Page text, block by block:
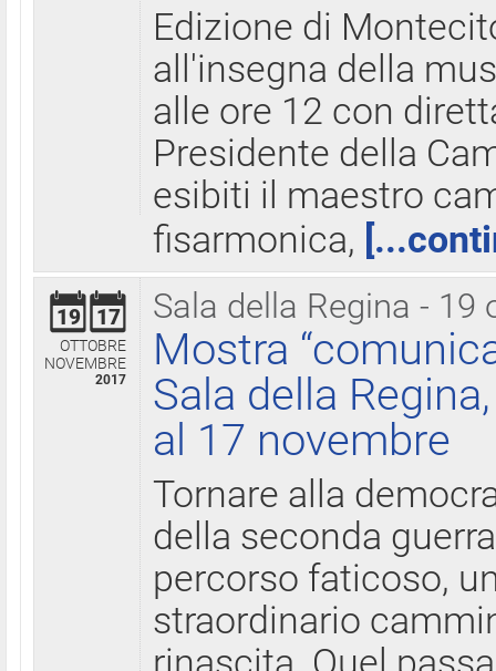
Edizione di
all'insegna della
alle ore 12 con
Presidente della
esibiti il maestro
fisarmonica,
Sala della Regina - 19
19 17
OTTOBRE
NOVEMBRE
2017
Mostra
Sala della
al 17 novembre
Tornare alla
della seconda
percorso faticoso,
straordinario